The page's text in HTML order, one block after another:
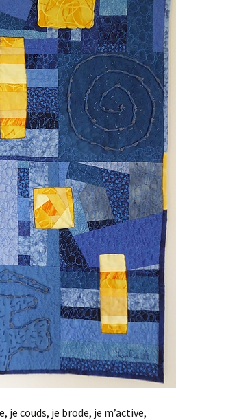
je couds, je brode, je m’active,